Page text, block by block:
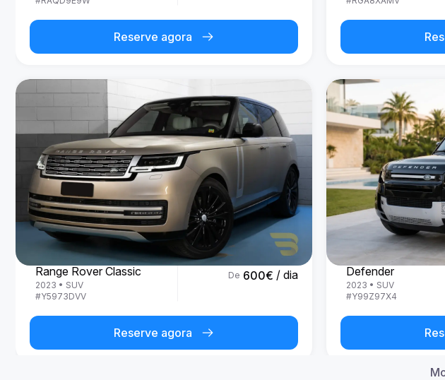
Reserve agora
Land Rover
Range Rover Classic
2023 • SUV
#Y5973DVV
De 600€ / dia
Reserve agora
Land Rover
Defender
2023 • SUV
#Y99Z97X4